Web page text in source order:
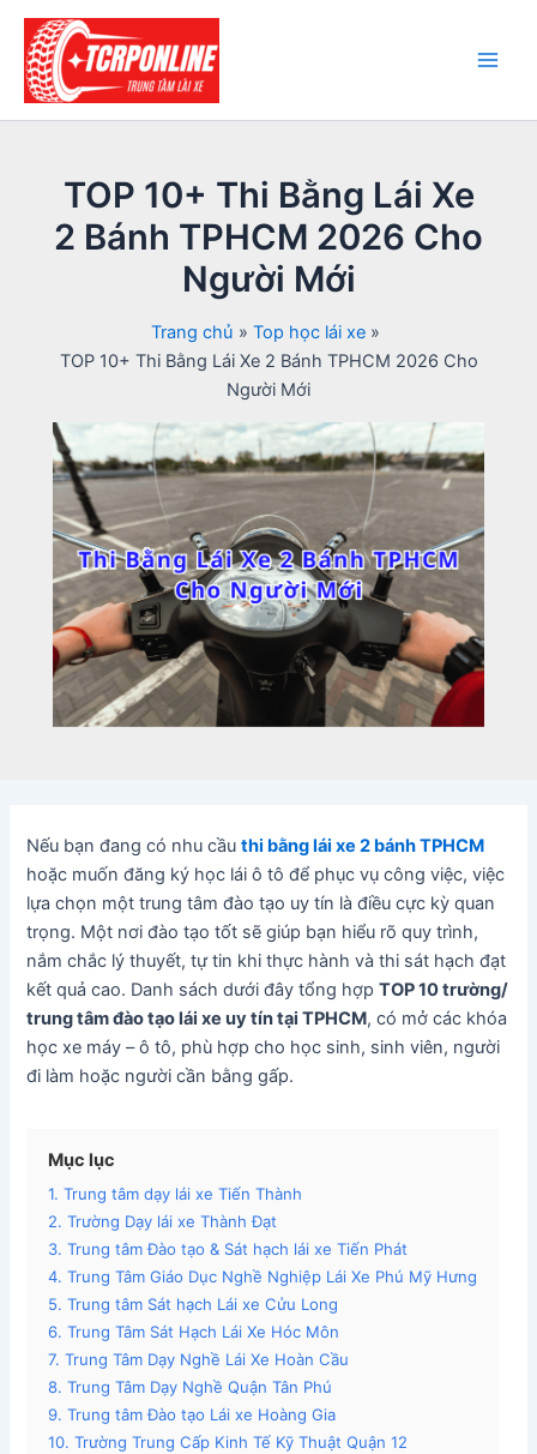
Nhảy
dung
TOP 10+ Thi Bằng Lái Xe
2 Bánh TPHCM 2026 Cho
Người Mới
Trang chủ
Top học lái xe
TOP 10+ Thi Bằng Lái Xe 2 Bánh TPHCM 2026 Cho
Người Mới
Nếu bạn đang có nhu cầuthi bằng lái xe 2 bánh TPHCM
hoặc muốn đăng ký học lái ô tô để phục vụ công việc, việc
lựa chọn một trung tâm đào tạo uy tín là điều cực kỳ quan
trọng. Một nơi đào tạo tốt sẽ giúp bạn hiểu rõ quy trình,
nắm chắc lý thuyết, tự tin khi thực hành và thi sát hạch đạt
kết quả cao. Danh sách dưới đây tổng hợpTOP 10 trường/
trung tâm đào tạo lái xe uy tín tại TPHCM, có mở các khóa
học xe máy – ô tô, phù hợp cho học sinh, sinh viên, người
đi làm hoặc người cần bằng gấp.
Mục lục
1. Trung tâm dạy lái xe Tiến Thành
2. Trường Dạy lái xe Thành Đạt
3. Trung tâm Đào tạo & Sát hạch lái xe Tiến Phát
4. Trung Tâm Giáo Dục Nghề Nghiệp Lái Xe Phú Mỹ Hưng
5. Trung tâm Sát hạch Lái xe Cửu Long
6. Trung Tâm Sát Hạch Lái Xe Hóc Môn
7. Trung Tâm Dạy Nghề Lái Xe Hoàn Cầu
8. Trung Tâm Dạy Nghề Quận Tân Phú
9. Trung tâm Đào tạo Lái xe Hoàng Gia
10. Trường Trung Cấp Kinh Tế Kỹ Thuật Quận 12